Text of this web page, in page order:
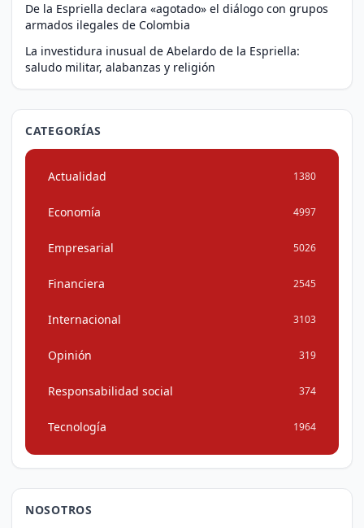
De la Espriella declara «agotado» el diálogo con grupos
armados ilegales de Colombia
La investidura inusual de Abelardo de la Espriella:
saludo militar, alabanzas y religión
CATEGORÍAS
Actualidad 1380
Economía 4997
Empresarial 5026
Financiera 2545
Internacional 3103
Opinión 319
Responsabilidad social 374
Tecnología 1964
NOSOTROS